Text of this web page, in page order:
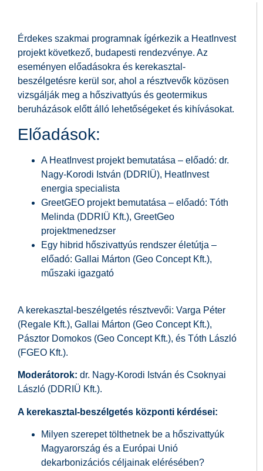
Érdekes szakmai programnak ígérkezik a HeatInvest
projekt következő, budapesti rendezvénye. Az
eseményen előadásokra és kerekasztal-
beszélgetésre kerül sor, ahol a résztvevők közösen
vizsgálják meg a hőszivattyús és geotermikus
beruházások előtt álló lehetőségeket és kihívásokat.
Előadások:
A HeatInvest projekt bemutatása – előadó: dr.
Nagy-Korodi István (DDRIÜ), HeatInvest
energia specialista
GreetGEO projekt bemutatása – előadó: Tóth
Melinda (DDRIÜ Kft.), GreetGeo
projektmenedzser
Egy hibrid hőszivattyús rendszer életútja –
előadó: Gallai Márton (Geo Concept Kft.),
műszaki igazgató
A kerekasztal-beszélgetés résztvevői: Varga Péter
(Regale Kft.), Gallai Márton (Geo Concept Kft.),
Pásztor Domokos (Geo Concept Kft.), és Tóth László
(FGEO Kft.).
Moderátorok: dr. Nagy-Korodi István és Csoknyai
László (DDRIÜ Kft.).
A kerekasztal-beszélgetés központi kérdései:
Milyen szerepet tölthetnek be a hőszivattyúk
Magyarország és a Európai Unió
dekarbonizációs céljainak elérésében?